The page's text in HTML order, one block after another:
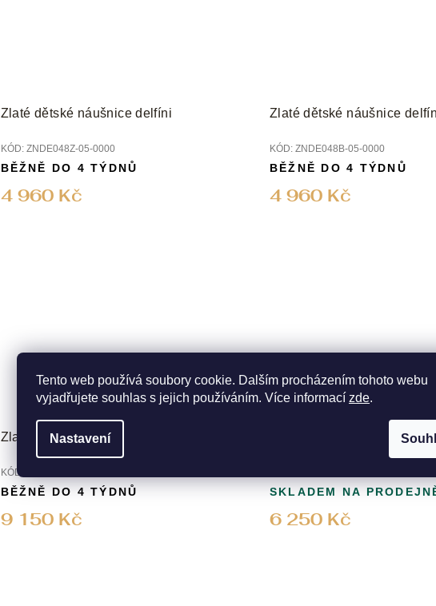
Tento web používá soubory cookie. Dalším procházením tohoto webu
vyjadřujete souhlas s jejich používáním. Více informací zde.
Nastavení
Zlaté dětské náušnice delfíni
KÓD: ZNDE048Z-05-0000
4 960 Kč
BĚŽNĚ DO 4 TÝDNŮ
Zlaté dětské náušnice
KÓD: ZNDE048B-05-0000
4 960 Kč
BĚŽNĚ DO 4 TÝDNŮ
Zlaté dětské náušnice kočky
KÓD:
9 150 Kč
BĚŽNĚ DO 4 TÝDNŮ
Zlaté dětské náušnice
6 250 Kč
SKLADEM NA